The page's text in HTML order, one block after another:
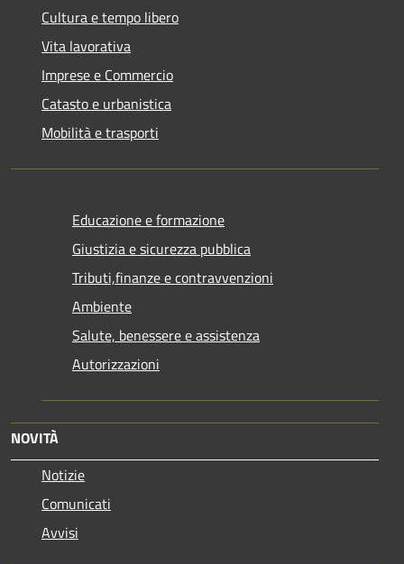
Cultura e tempo libero
Vita lavorativa
Imprese e Commercio
Catasto e urbanistica
Mobilità e trasporti
Educazione e formazione
Giustizia e sicurezza pubblica
Tributi,finanze e contravvenzioni
Ambiente
Salute, benessere e assistenza
Autorizzazioni
NOVITÀ
Notizie
Comunicati
Avvisi